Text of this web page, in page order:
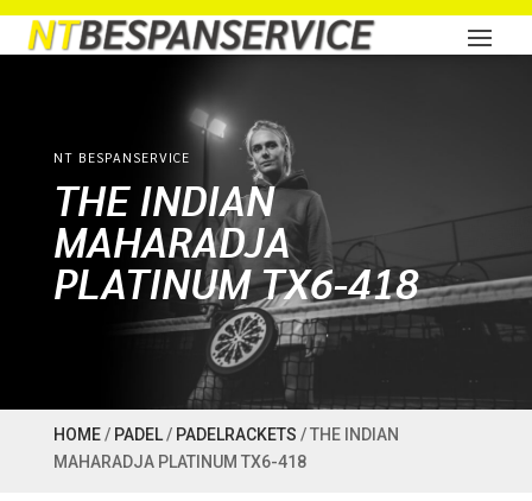
NT BESPANSERVICE
THE INDIAN
MAHARADJA
PLATINUM TX6-418
HOME/ PADEL/ PADELRACKETS / THE INDIAN
MAHARADJA PLATINUM TX6-418